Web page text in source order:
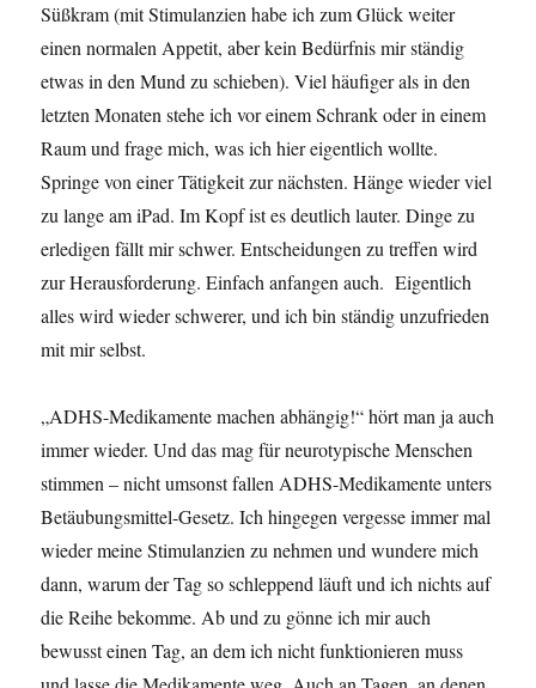
Süßkram (mit Stimulanzien habe ich zum Glück weiter
einen normalen Appetit, aber kein Bedürfnis mir ständig
etwas in den Mund zu schieben). Viel häufiger als in den
letzten Monaten stehe ich vor einem Schrank oder in einem
Raum und frage mich, was ich hier eigentlich wollte.
Springe von einer Tätigkeit zur nächsten. Hänge wieder viel
zu lange am iPad. Im Kopf ist es deutlich lauter. Dinge zu
erledigen fällt mir schwer. Entscheidungen zu treffen wird
zur Herausforderung. Einfach anfangen auch. Eigentlich
alles wird wieder schwerer, und ich bin ständig unzufrieden
mit mir selbst.
„ADHS-Medikamente machen abhängig!“ hört man ja auch
immer wieder. Und das mag für neurotypische Menschen
stimmen – nicht umsonst fallen ADHS-Medikamente unters
Betäubungsmittel-Gesetz. Ich hingegen vergesse immer mal
wieder meine Stimulanzien zu nehmen und wundere mich
dann, warum der Tag so schleppend läuft und ich nichts auf
die Reihe bekomme. Ab und zu gönne ich mir auch
bewusst einen Tag, an dem ich nicht funktionieren muss